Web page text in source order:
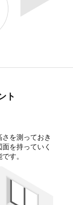
ト
を測っておき
を持っていく
す。